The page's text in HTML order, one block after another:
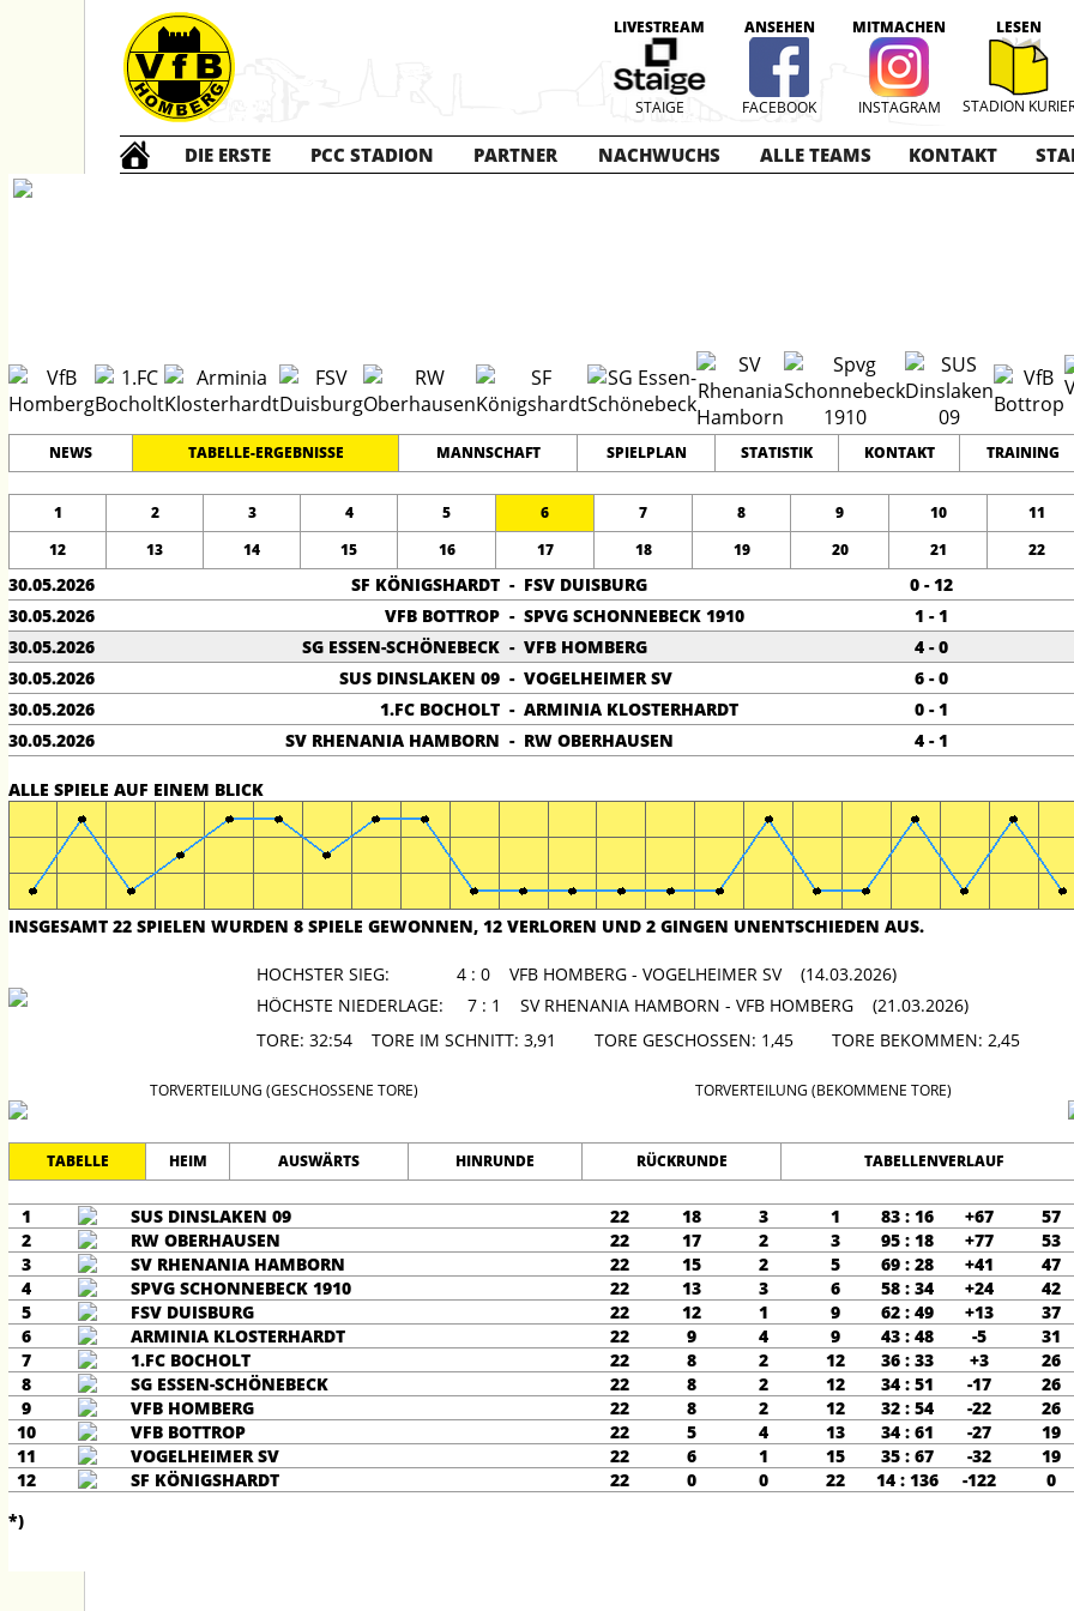
LIVESTREAM
STAIGE
ANSEHEN
FACEBOOK
MITMACHEN
INSTAGRAM
LESEN
STADION
DIE ERSTE PCC STADION PARTNER NACHWUCHS ALLE TEAMS KONTAKT
NEWS TABELLE-ERGEBNISSE MANNSCHAFT SPIELPLAN STATISTIK KONTAKT TRAINING
1 2 3 4 5 6 7 8 9 10
11
12
13 14 15 16 17 18 19 20 21 22
30.05.2026 SF KÖNIGSHARDT - FSV DUISBURG
0 - 12
30.05.2026
VFB BOTTROP - SPVG SCHONNEBECK 1910
1 - 1
30.05.2026
SG ESSEN-SCHÖNEBECK - VFB HOMBERG
4 - 0
30.05.2026
SUS DINSLAKEN 09 - VOGELHEIMER SV
6 - 0
30.05.2026
1.FC BOCHOLT - ARMINIA KLOSTERHARDT
0 - 1
30.05.2026
SV RHENANIA HAMBORN - RW OBERHAUSEN 4 - 1
ALLE SPIELE AUF EINEM BLICK
INSGESAMT 22 SPIELEN WURDEN 8 SPIELE GEWONNEN, 12 VERLOREN UND 2 GINGEN UNENTSCHIEDEN AUS.
HOCHSTER SIEG: 4 : 0 VFB HOMBERG - VOGELHEIMER SV (14.03.2026)
HÖCHSTE NIEDERLAGE: 7 : 1 SV RHENANIA HAMBORN - VFB HOMBERG (21.03.2026)
TORE: 32:54 TORE IM SCHNITT: 3,91 TORE GESCHOSSEN: 1,45 TORE BEKOMMEN: 2,45
TORVERTEILUNG (GESCHOSSENE TORE) TORVERTEILUNG (BEKOMMENE TORE)
TABELLE HEIM AUSWÄRTS HINRUNDE RÜCKRUNDE TABELLENVERLAUF
1 SUS DINSLAKEN 09 22 18 3 1 83 : 16 +67
57
2
RW OBERHAUSEN 22 17 2 3 95 : 18 +77
53
3
SV RHENANIA HAMBORN 22 15 2 5 69 : 28 +41
47
4
SPVG SCHONNEBECK 1910 22 13 3 6 58 : 34 +24
42
5
FSV DUISBURG 22 12 1 9 62 : 49 +13
37
6
ARMINIA KLOSTERHARDT 22 9 4 9 43 : 48 -5
31
7
1.FC BOCHOLT 22 8 2 12 36 : 33 +3
26
8
SG ESSEN-SCHÖNEBECK 22 8 2 12 34 : 51 -17
26
9
VFB HOMBERG 22 8 2 12 32 : 54 -22
26
10
VFB BOTTROP 22 5 4 13 34 : 61 -27
19
11
VOGELHEIMER SV 22 6 1 15 35 : 67 -32
19
12
SF KÖNIGSHARDT 22 0 0 22 14 : 136 -122
0
*)